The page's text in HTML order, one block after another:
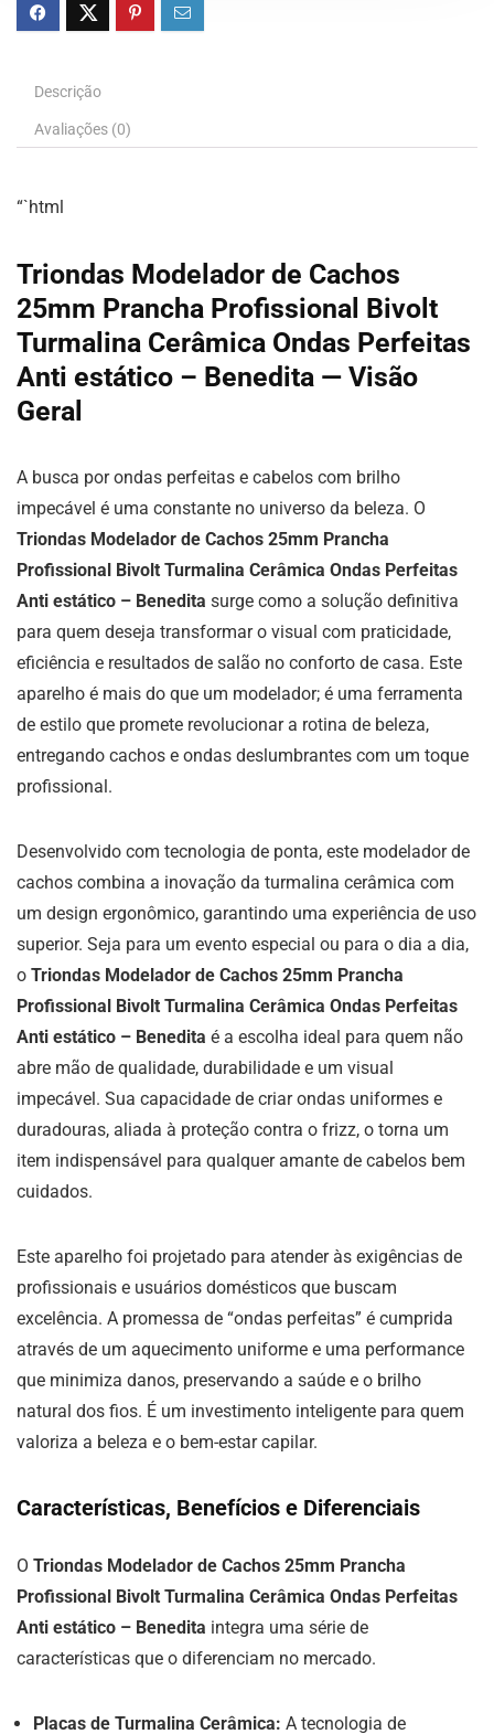
Descrição
Avaliações (0)
“`html
Triondas Modelador de Cachos
25mm Prancha Profissional Bivolt
Turmalina Cerâmica Ondas Perfeitas
Anti estático – Benedita — Visão
Geral
A busca por ondas perfeitas e cabelos com brilho
impecável é uma constante no universo da beleza. O
Triondas Modelador de Cachos 25mm Prancha
Profissional Bivolt Turmalina Cerâmica Ondas Perfeitas
Anti estático – Benedita surge como a solução definitiva
para quem deseja transformar o visual com praticidade,
eficiência e resultados de salão no conforto de casa. Este
aparelho é mais do que um modelador; é uma ferramenta
de estilo que promete revolucionar a rotina de beleza,
entregando cachos e ondas deslumbrantes com um toque
profissional.
Desenvolvido com tecnologia de ponta, este modelador de
cachos combina a inovação da turmalina cerâmica com
um design ergonômico, garantindo uma experiência de uso
superior. Seja para um evento especial ou para o dia a dia,
o Triondas Modelador de Cachos 25mm Prancha
Profissional Bivolt Turmalina Cerâmica Ondas Perfeitas
Anti estático – Benedita é a escolha ideal para quem não
abre mão de qualidade, durabilidade e um visual
impecável. Sua capacidade de criar ondas uniformes e
duradouras, aliada à proteção contra o frizz, o torna um
item indispensável para qualquer amante de cabelos bem
cuidados.
Este aparelho foi projetado para atender às exigências de
profissionais e usuários domésticos que buscam
excelência. A promessa de “ondas perfeitas” é cumprida
através de um aquecimento uniforme e uma performance
que minimiza danos, preservando a saúde e o brilho
natural dos fios. É um investimento inteligente para quem
valoriza a beleza e o bem-estar capilar.
Características, Benefícios e Diferenciais
O Triondas Modelador de Cachos 25mm Prancha
Profissional Bivolt Turmalina Cerâmica Ondas Perfeitas
Anti estático – Benedita integra uma série de
características que o diferenciam no mercado.
Placas de Turmalina Cerâmica: A tecnologia de